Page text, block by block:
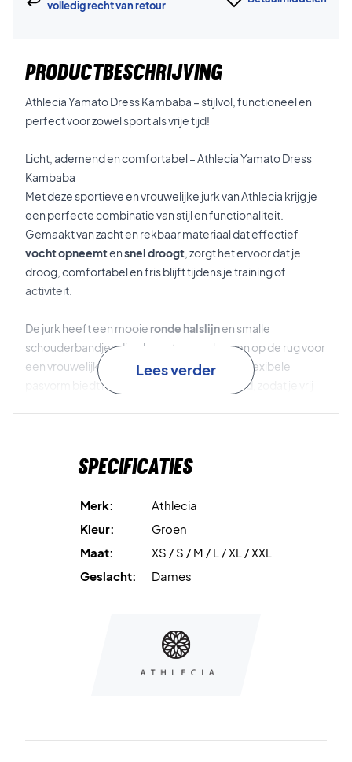
volledig recht van retour
PRODUCTBESCHRIJVING
Athlecia Yamato Dress Kambaba – stijlvol, functioneel en
perfect voor zowel sport als vrije tijd!
Licht, ademend en comfortabel – Athlecia Yamato Dress
Kambaba
Met deze sportieve en vrouwelijke jurk van Athlecia krijg je
een perfecte combinatie van stijl en functionaliteit.
Gemaakt van zacht en rekbaar materiaal dat effectief
vocht opneemtensnel droogt , zorgt het ervoor dat je
droog, comfortabel en fris blijft tijdens je training of
activiteit.
De jurk heeft een mooie ronde halslijnen smalle
schouderbandjes die elegant samenkomen op de rug voor
een vrouwelijke en sportieve uitstraling. De flexibele
pasvorm biedt maximale
bewegingsvrijheid
deze jurk ideaal voor training, yoga of ontspannen
comfortabele model is het een must-have in je garderobe.
Combineer functionaliteit en stijl – koop jouw Athlecia
Yamato Dress vandaag nog!
Kleur: Groen (Kambaba).
Lees verder
Specificaties
Merk:
Athlecia
Kleur:
Groen
Maat:
XS / S / M / L / XL / XXL
Geslacht:
Dames